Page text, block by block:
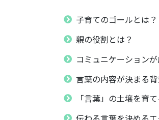
子育てのゴールとは？
親の役割とは？
コミュニケーション
言葉の内容が決まる
「言葉」の土壌を育